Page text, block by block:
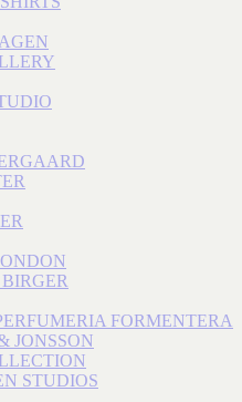
FORMENTERA
JONSSON
STUDIOS